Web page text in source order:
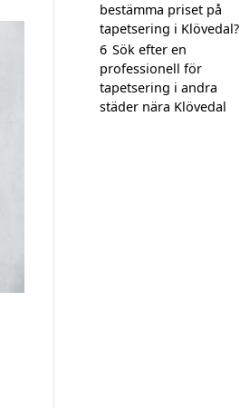
bestämma priset på
tapetsering i Klövedal?
6 Sök efter en
professionell för
tapetsering i andra
städer nära Klövedal